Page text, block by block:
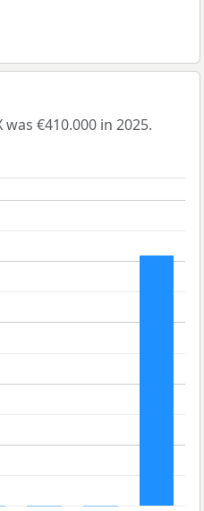
€410.000 in 2025.